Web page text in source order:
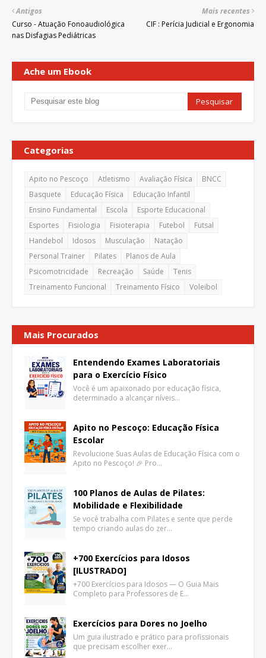
Mais recentes
CIF : Perícia Judicial e Ergonomia
Antigos
Curso - Atuação Fonoaudiológica
nas Disfagias Pediátricas
Ache um Ebook
Categorias
Apito no Pescoço Atletismo Avaliação Física
BNCC
Basquete
Educação Física
Educação Infantil
Ensino Fundamental
Escola
Esporte Educacional
Esportes
Fisiologia Fisioterapia Futebol
Futsal
Handebol
Idosos Musculação
Natação
Personal Trainer
Pilates
Planos de Aula
Psicomotricidade
Recreação Saúde
Tenis
Treinamento Funcional
Treinamento Físico Voleibol
Mais Procurados
Entendendo Exames Laboratoriais
para o Exercício Físico
Você é um apaixonado por educação física,
determinado a alcançar níveis…
Apito no Pescoço: Educação Física
Escolar
Revolucione Suas Aulas de Educação Física com o
Apito no Pescoço! 🎉 Pro…
100 Planos de Aulas de Pilates:
Mobilidade e Flexibilidade
Se você trabalha com Pilates e sente que perde
tempo criando aulas do zer…
+700 Exercícios para Idosos
[ILUSTRADO]
+700 Exercícios para Idosos — O Guia Mais
Completo para Professores de E…
Exercícios para Dores no Joelho
Um guia ilustrado e prático para profissionais
que precisam escolher exer…